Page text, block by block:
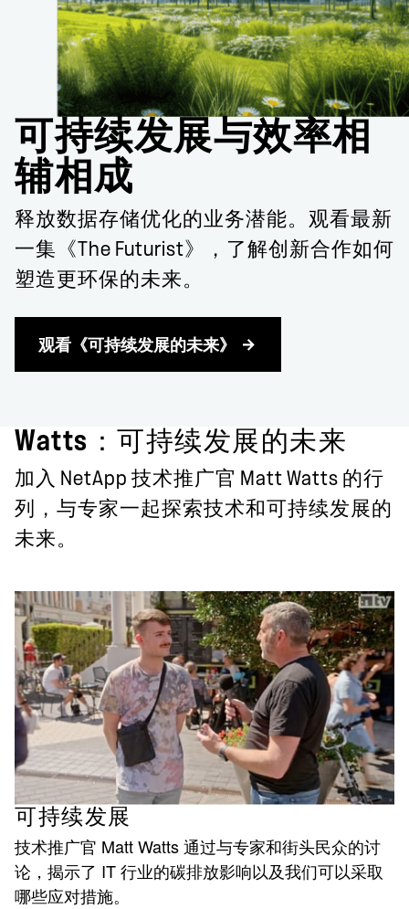
可持续发展与效率相
辅相成
释放数据存储优化的业务潜能。观看最新
一集《The Futurist》，了解创新合作如何
塑造更环保的未来。
观看《可持续发展的未来》
Watts：可持续发展的未来
加入 NetApp 技术推广官 Matt Watts 的行
列，与专家一起探索技术和可持续发展的
未来。
可持续发展
技术推广官 Matt Watts 通过与专家和街头民众的讨
论，揭示了 IT 行业的碳排放影响以及我们可以采取
哪些应对措施。